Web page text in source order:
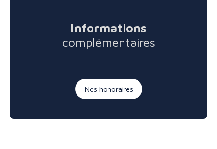
Informations
complémentaires
Nos honoraires